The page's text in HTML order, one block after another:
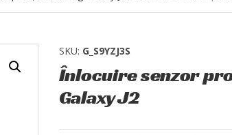
SKU: G_S9YZJ3S
Înlocuire senzor
Galaxy J2